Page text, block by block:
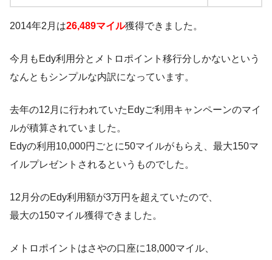
2014年2月は26,489マイル獲得できました。
今月もEdy利用分とメトロポイント移行分しかないという
なんともシンプルな内訳になっています。
去年の12月に行われていたEdyご利用キャンペーンのマイ
ルが積算されていました。
Edyの利用10,000円ごとに50マイルがもらえ、最大150マ
イルプレゼントされるというものでした。
12月分のEdy利用額が3万円を超えていたので、
最大の150マイル獲得できました。
メトロポイントはさやの口座に18,000マイル、